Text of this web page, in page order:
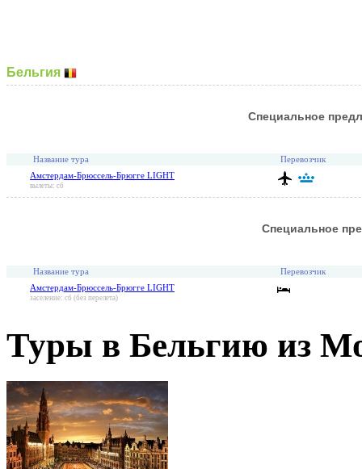
Бельгия
Специальное
Название тура Перевозчик
Амстердам-Брюссель-Брюгге LIGHT
вылеты: сб
Специальное
Название тура Перевозчик
Амстердам-Брюссель-Брюгге LIGHT
заселение: сб (без перелета)
Туры в Бельгию из